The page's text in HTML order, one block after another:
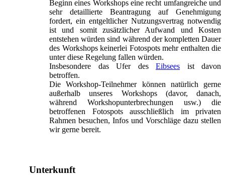
Beginn eines Workshops eine recht umfangreiche und
sehr detaillierte Beantragung auf Genehmigung
fordert, ein entgeltlicher Nutzungsvertrag notwendig
ist und somit zusätzlicher Aufwand und Kosten
entstehen würden sind während der kompletten Dauer
des Workshops keinerlei Fotospots mehr enthalten die
unter diese Regelung fallen würden.
Insbesondere das Ufer des Eibsees ist davon
betroffen.
Die Workshop-Teilnehmer können natürlich gerne
außerhalb unseres Workshops (davor, danach,
während Workshopunterbrechungen usw.) die
betroffenen Fotospots ausschließlich im privaten
Rahmen besuchen, Infos und Vorschläge dazu stellen
wir gerne bereit.
Unterkunft